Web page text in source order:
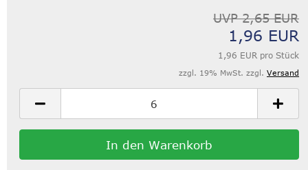
UVP 2,65 EUR
1,96 EUR
1,96 EUR pro Stück
zzgl. 19% MwSt. zzgl. Versand